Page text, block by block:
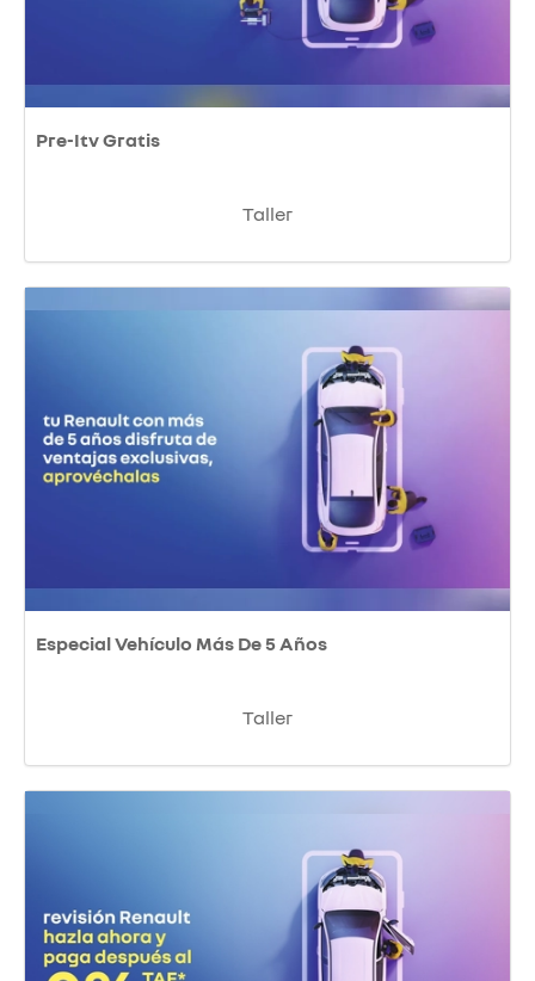
Pre-Itv Gratis
Taller
Especial Vehículo Más De 5 Años
Taller